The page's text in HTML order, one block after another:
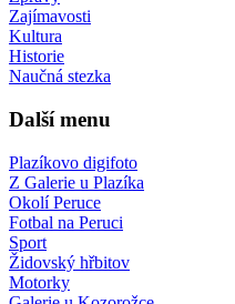
Zajímavosti
Kultura
Historie
Naučná stezka
Další menu
Plazíkovo digifoto
Z Galerie u Plazíka
Okolí Peruce
Fotbal na Peruci
Sport
Židovský hřbitov
Motorky